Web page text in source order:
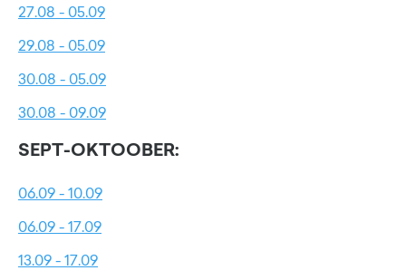
27.08 - 05.09
29.08 - 05.09
30.08 - 05.09
30.08 - 09.09
SEPT-OKTOOBER:
06.09 - 10.09
06.09 - 17.09
13.09 - 17.09